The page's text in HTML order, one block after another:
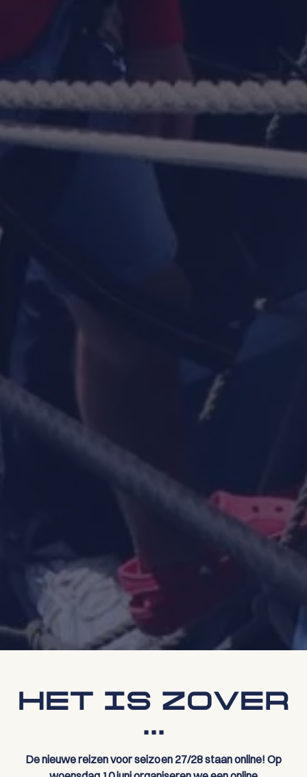
HET IS ZOVER
...
De nieuwe reizen voor seizoen 27/28 staan online! Op